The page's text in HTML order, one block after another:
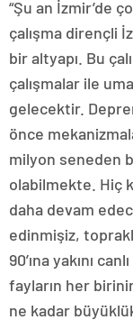
“Şu an İzmir’de
çalışma dirençli
bir altyapı. Bu
çalışmalar ile
gelecektir.
önce
milyon seneden
olabilmekte. Hiç
daha devam
edinmişiz,
90’ına yakını
fayların her
ne kadar